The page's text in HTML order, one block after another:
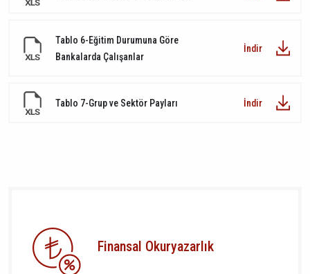
Tablo 6-Eğitim Durumuna Göre
Bankalarda Çalışanlar
İndir
Tablo 7-Grup ve Sektör Payları İndir
Finansal Okuryazarlık